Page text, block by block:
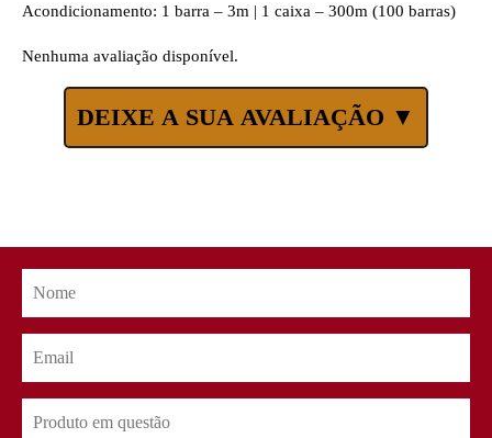
Acondicionamento: 1 barra – 3m | 1 caixa – 300m (100 barras)
Nenhuma avaliação disponível.
DEIXE A SUA AVALIAÇÃO ▼